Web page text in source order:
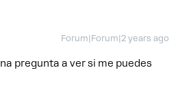
Forum|Forum|2 years ago
pregunta a ver si me puedes